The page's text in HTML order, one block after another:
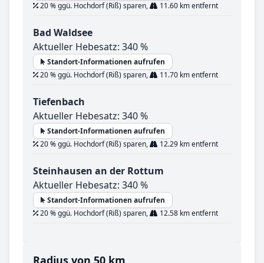
20 % ggü. Hochdorf (Riß) sparen,
11.60 km entfernt
Bad Waldsee
Aktueller Hebesatz: 340 %
Standort-Informationen aufrufen
20 % ggü. Hochdorf (Riß) sparen,
11.70 km entfernt
Tiefenbach
Aktueller Hebesatz: 340 %
Standort-Informationen aufrufen
20 % ggü. Hochdorf (Riß) sparen,
12.29 km entfernt
Steinhausen an der Rottum
Aktueller Hebesatz: 340 %
Standort-Informationen aufrufen
20 % ggü. Hochdorf (Riß) sparen,
12.58 km entfernt